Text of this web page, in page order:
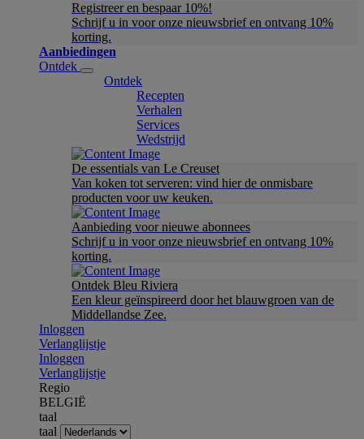
Registreer en bespaar 10%!
Schrijf u in voor onze nieuwsbrief en ontvang 10%
korting.
Aanbiedingen
Ontdek
Ontdek
Recepten
Verhalen
Services
Wedstrijd
De essentials van Le Creuset
Van koken tot serveren: vind hier de onmisbare
producten voor uw keuken.
Aanbieding voor nieuwe abonnees
Schrijf u in voor onze nieuwsbrief en ontvang 10%
korting.
Ontdek Bleu Riviera
Een kleur geïnspireerd door het blauwgroen van de
Middellandse Zee.
Inloggen
Verlanglijstje
Inloggen
Verlanglijstje
Regio
BELGIË
taal
taal